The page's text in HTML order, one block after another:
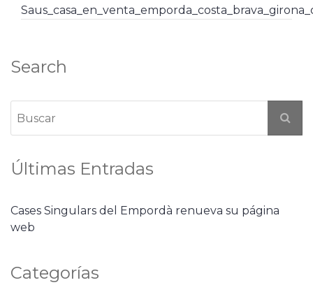
Search
Últimas Entradas
Cases Singulars del Empordà renueva su página
web
Categorías